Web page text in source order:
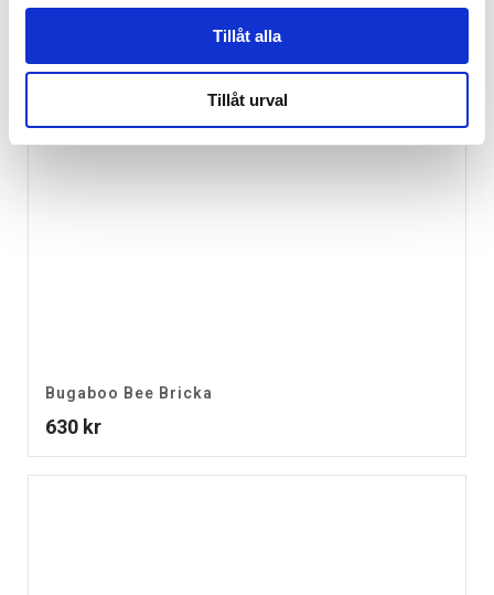
Tillåt alla
Tillåt urval
Bugaboo Bee Bricka
630 kr